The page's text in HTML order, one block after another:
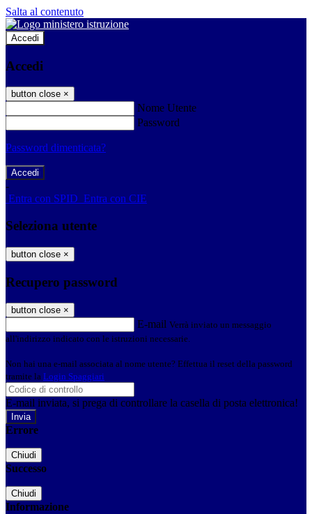
Salta al contenuto
Accedi
Accedi
button close ×
Nome Utente
Password
Password dimenticata?
-
Entra con SPID Entra con CIE
Seleziona utente
button close ×
Recupero password
button close ×
E-mail Verrà inviato un messaggio
all'indirizzo indicato con le istruzioni necessarie.
Non hai una e-mail associata al nome utente? Effettua il reset della password
tramite la Login Spaggiari
E-mail inviata, si prega di controllare la casella di posta elettronica!
Errore
Chiudi
Successo
Chiudi
Informazione